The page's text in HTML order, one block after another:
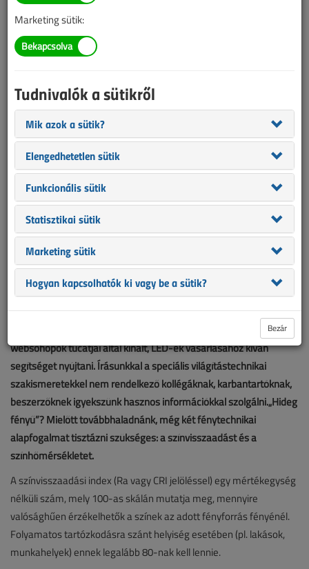
WEB-es LED-ek II.
2012/10. lapszám
Figylem! Ez a cikk 14 éve frissült utoljára. A benne szereplő
információk mára aktualitásukat veszíthették, valamint a tartalom
helyenként hiányos lehet (képek, táblázatok stb.).
Szeptemberi lapszámunkban olvashatták az első részét annak a
websohopok tucatjai által kínált, LED-ek vásárlásához kíván
segítséget nyújtani. Írásunkkal a speciális világítástechnikai
szakismeretekkel nem rendelkező kollégáknak, karbantartóknak,
beszerzőknek igyekszünk hasznos információkkal szolgálni.„Hideg
fényű”? Mielőtt továbbhaladnánk, még két fénytechnikai
alapfogalmat tisztázni szükséges: a színvisszaadást és a
színhőmérsékletet.
A színvisszaadási index (Ra vagy CRI jelöléssel) egy mértékegység
nélküli szám, mely 100-as skálán mutatja meg, mennyire
valósághűen érzékelhetők a színek az adott fényforrás fényénél.
Folyamatos tartózkodásra szánt helyiség esetében (pl. lakások,
munkahelyek) ennek legalább 80-nak kell lennie.
Marketing sütik:
Tudnivalók a sütikről
Mik azok a sütik?
Elengedhetetlen sütik
Funkcionális sütik
Statisztikai sütik
Marketing sütik
Hogyan kapcsolhatók ki vagy be a sütik?
Bezár